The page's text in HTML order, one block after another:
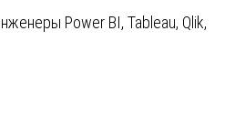
Power BI, Tableau, Qlik,